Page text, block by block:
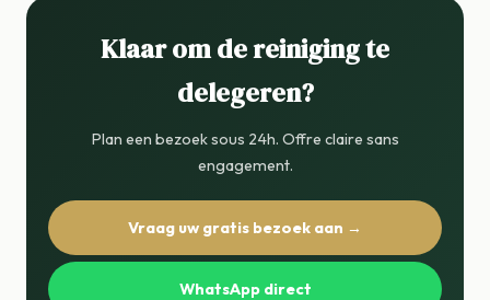
Klaar om de reiniging te
delegeren?
Plan een bezoek sous 24h. Offre claire sans
engagement.
Vraag uw gratis bezoek aan →
WhatsApp direct